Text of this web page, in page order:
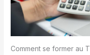
Comment se former au